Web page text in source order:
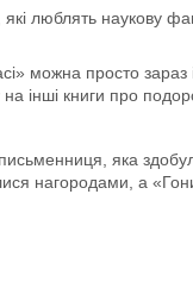
люблять наукову
можна просто
інші книги про
яка
нагородами, а